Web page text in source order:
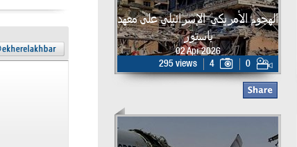
الهجوم الأمريكي-الإسرائيلي على معهد
باستور
02 Apr 2026
295 views
4 0